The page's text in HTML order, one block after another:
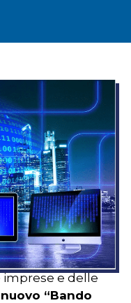
imprese e delle
nuovo “Bando